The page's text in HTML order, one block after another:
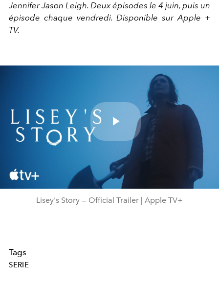
Jennifer Jason Leigh. Deux épisodes le 4 juin, puis un
épisode chaque vendredi. Disponible sur Apple +
TV.
Play
Video
Lisey's Story — Official Trailer | Apple TV+
Tags
SERIE